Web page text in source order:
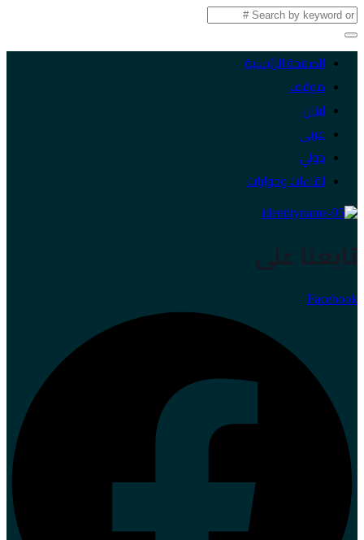
الصفحة الرئيسية
موقف
لبنان
عربي
دولي
لقاءات وحوارات
تابعنا على
Facebook